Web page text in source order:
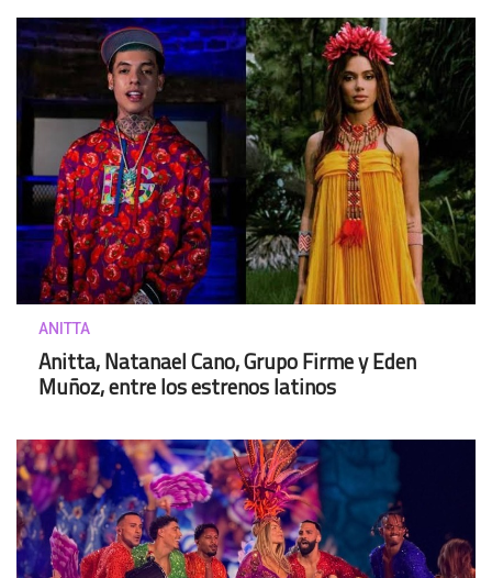
ANITTA
Anitta, Natanael Cano, Grupo Firme y Eden
Muñoz, entre los estrenos latinos